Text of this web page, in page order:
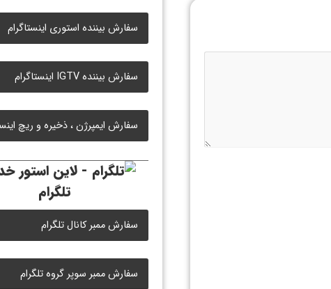
سفارش بیننده استوری اینستاگرام
سفارش بیننده IGTV اینستاگرام
سفارش ایمپرژن ، ذخیره و ریچ
تلگرام
سفارش ممبر کانال تلگرام
سفارش ممبر سوپر گروه تلگرام